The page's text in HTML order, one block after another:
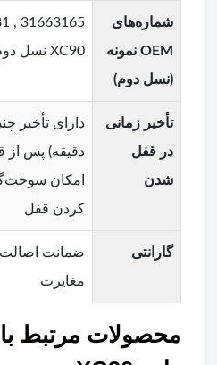
شماره‌های
OEM نمونه
(نسل دوم)
XC90 نسل دوم و XC60)
تأخیر زمانی
در قفل
شدن
دقیقه) پس از
امکان
کردن قفل
گارانتی
ضمانت
مغایرت
محصولات مرتبط